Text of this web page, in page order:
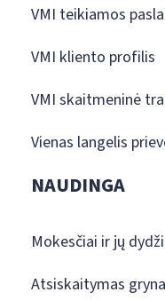
VMI teikiamos
VMI kliento profilis
VMI skaitmeninė
Vienas langelis
NAUDINGA
Mokesčiai ir jų
Atsiskaitymas